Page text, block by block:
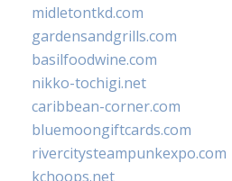
midletontkd.com
gardensandgrills.com
basilfoodwine.com
nikko-tochigi.net
caribbean-corner.com
bluemoongiftcards.com
rivercitysteampunkexpo.com
kchoops.net